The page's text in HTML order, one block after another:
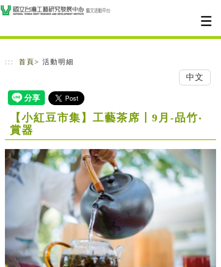
跳到主要內容
網站導覽
::: 首頁 > 活動明細
中文
【小紅豆市集】工藝茶席〡9月-品竹‧
賞器